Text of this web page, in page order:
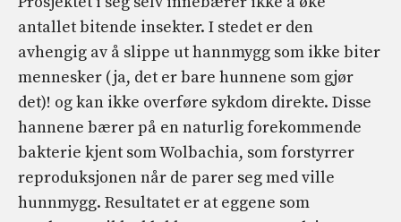
antallet bitende insekter. I stedet er den
avhengig av å slippe ut hannmygg som ikke biter
mennesker (ja, det er bare hunnene som gjør
det)! og kan ikke overføre sykdom direkte. Disse
hannene bærer på en naturlig forekommende
bakterie kjent som Wolbachia, som forstyrrer
reproduksjonen når de parer seg med ville
hunnmygg. Resultatet er at eggene som